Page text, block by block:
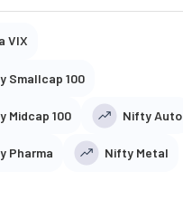
VIX
Smallcap 100
Midcap 100 Nifty Auto
Pharma Nifty Metal